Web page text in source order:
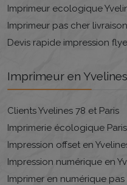
Imprimeur ecologique
Imprimeur pas cher
Devis rapide impression
Imprimeur en Yvelines
Clients Yvelines 78 et Paris
Imprimerie écologique Paris
Impression offset en
Impression numérique en
Imprimer en numérique pas